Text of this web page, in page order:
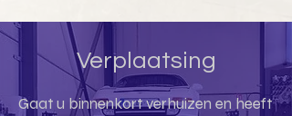
Verplaatsing
Gaat u binnenkort verhuizen en heeft